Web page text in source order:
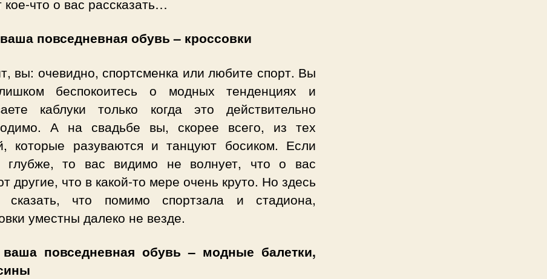
кое-что о вас рассказать…
повседневная обувь – кроссовки
вы: очевидно, спортсменка или любите спорт. Вы
беспокоитесь о модных тенденциях и
каблуки только когда это действительно
А на свадьбе вы, скорее всего, из тех
которые разуваются и танцуют босиком. Если
глубже, то вас видимо не волнует, что о вас
другие, что в какой-то мере очень круто. Но здесь
сказать, что помимо спортзала и стадиона,
уместны далеко не везде.
повседневная обувь – модные балетки,